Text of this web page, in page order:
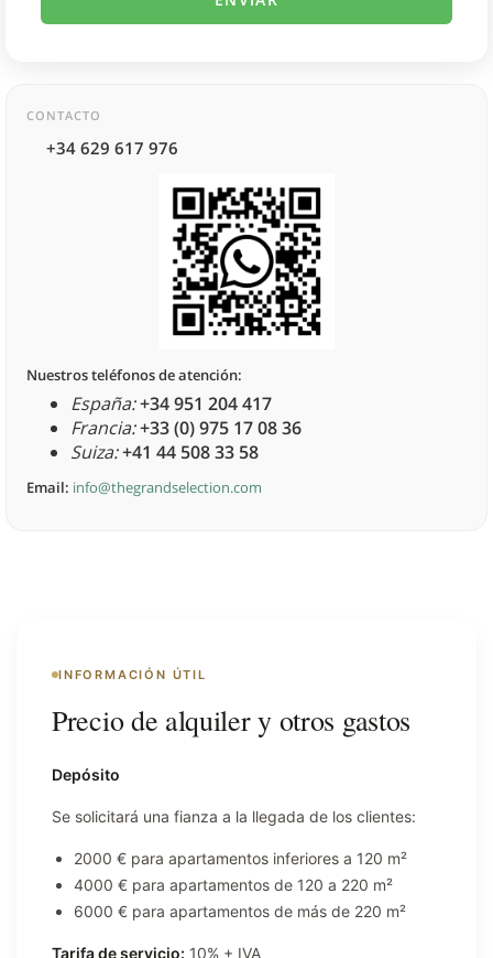
CONTACTO
+34 629 617 976
Nuestros teléfonos de atención:
España:+34 951 204 417
Francia:+33 (0) 975 17 08 36
Suiza:+41 44 508 33 58
Email: info@thegrandselection.com
INFORMACIÓN ÚTIL
Precio de alquiler y otros gastos
Depósito
Se solicitará una fianza a la llegada de los clientes:
2000 € para apartamentos inferiores a 120 m²
4000 € para apartamentos de 120 a 220 m²
6000 € para apartamentos de más de 220 m²
Tarifa de servicio: 10% + IVA